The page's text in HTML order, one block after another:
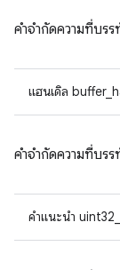
คําจํากัดความที่บรร
แฮนเดิล
คําจํากัดความที่บรร
คำแนะนำ